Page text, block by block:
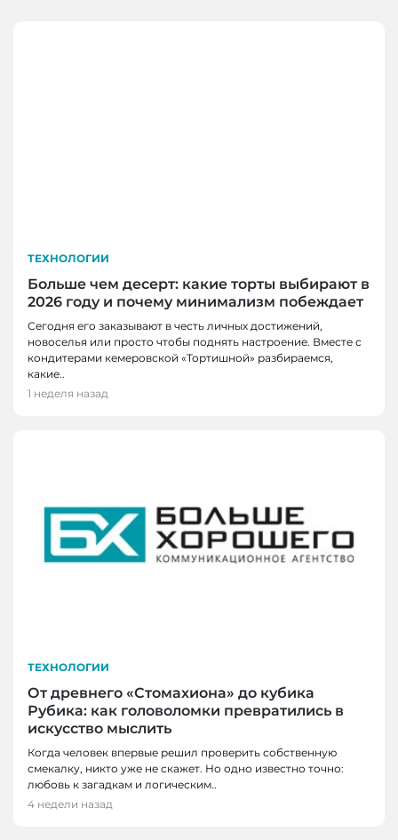
ТЕХНОЛОГИИ
Больше чем десерт: какие торты выбирают в
2026 году и почему минимализм побеждает
Сегодня его заказывают в честь личных достижений,
новоселья или просто чтобы поднять настроение. Вместе с
кондитерами кемеровской «Тортишной» разбираемся,
какие..
1 неделя назад
ТЕХНОЛОГИИ
От древнего «Стомахиона» до кубика
Рубика: как головоломки превратились в
искусство мыслить
Когда человек впервые решил проверить собственную
смекалку, никто уже не скажет. Но одно известно точно:
любовь к загадкам и логическим..
4 недели назад